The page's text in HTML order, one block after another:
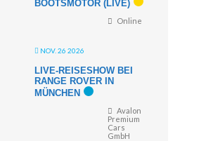
BOOTSMOTOR (LIVE)
Online
NOV. 26 2026
LIVE-REISESHOW BEI
RANGE ROVER IN
MÜNCHEN
Avalon
Premium
Cars
GmbH